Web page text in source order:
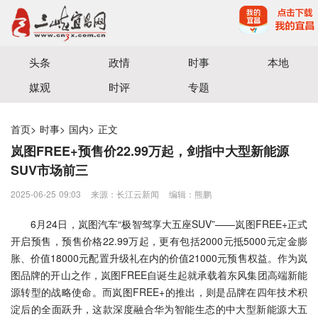
宜昌三峡融媒体中心主办
头条 政情 时事
本地
媒观
时评 专题
首页> 时事> 国内> 正文
岚图FREE+预售价22.99万起，剑指中大型新能源
SUV市场前三
2025-06-25 09:03 来源：长江云新闻 编辑：熊鹏
6月24日，岚图汽车“极智驾享大五座SUV”——岚图FREE+正式
开启预售，预售价格22.99万起，更有包括2000元抵5000元定金膨
胀、价值18000元配置升级礼在内的价值21000元预售权益。作为岚
图品牌的开山之作，岚图FREE自诞生起就承载着东风集团高端新能
源转型的战略使命。而岚图FREE+的推出，则是品牌在四年技术积
淀后的全面跃升，这款深度融合华为智能生态的中大型新能源大五